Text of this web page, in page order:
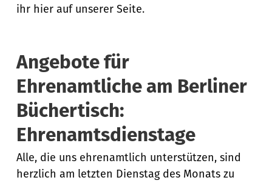
ihr hier auf unserer Seite.
Angebote für
Ehrenamtliche am Berliner
Büchertisch:
Ehrenamtsdienstage
Alle, die uns ehrenamtlich unterstützen, sind
herzlich am letzten Dienstag des Monats zu